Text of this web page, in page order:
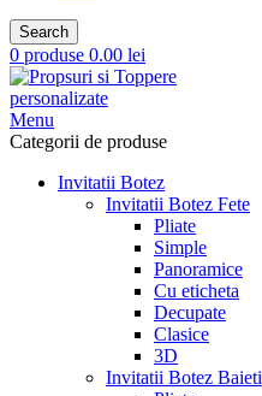
Search
0 produse 0.00 lei
Menu
Categorii de produse
Invitatii Botez
Invitatii Botez Fete
Pliate
Simple
Panoramice
Cu eticheta
Decupate
Clasice
3D
Invitatii Botez Baieti